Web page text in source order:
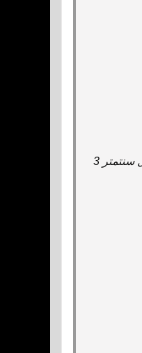
سنتمتر مكعب‌ ‌من‌ الماء المقطر بنسبة أربع‌ مائة درجة حرارية ‌عن‌ ‌بعض‌ الأخوة المطلعين‌ ‌-‌ الماء المقطر كثافته‌ و ثقله‌ واحد غرام‌ لكل‌ سنتمتر 3